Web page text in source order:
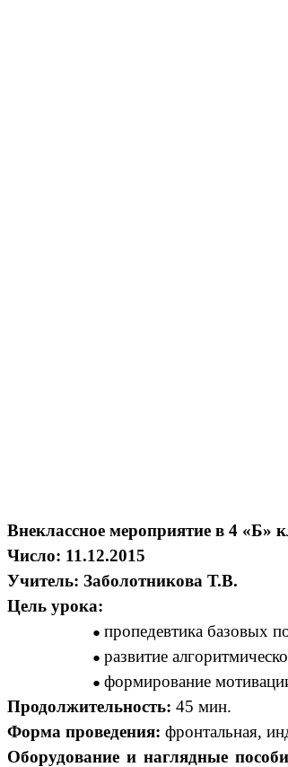
Внеклассное мероприятие в 4 «Б»
Число: 11.12.2015
Учитель: Заболотникова Т.В.
Цель урока:
пропедевтика базовых
развитие
формирование
Продолжительность: 45 мин.
Форма проведения: фронтальная,
Оборудование и наглядные